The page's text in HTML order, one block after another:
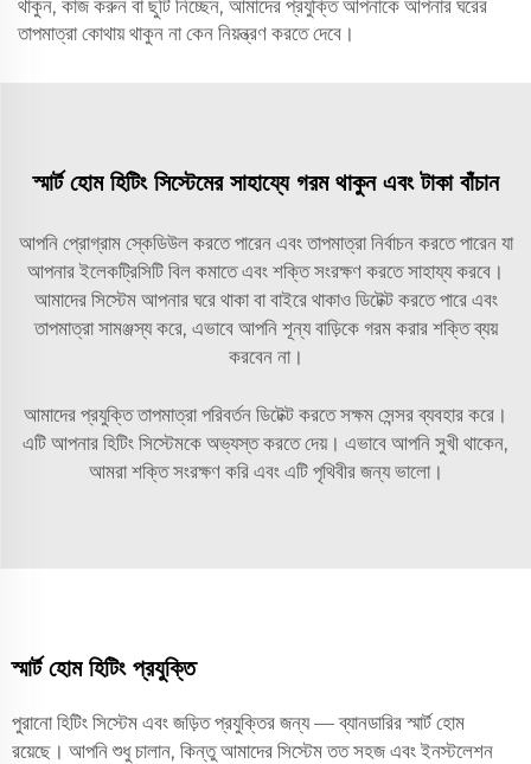
থাকুন, কাজ করুন বা ছুটি নিচ্ছেন, আমাদের প্রযুক্তি আপনাকে আপনার ঘরের
তাপমাত্রা কোথায় থাকুন না কেন নিয়ন্ত্রণ করতে দেবে।
স্মার্ট হোম হিটিং সিস্টেমের সাহায্যে গরম থাকুন এবং টাকা বাঁচান
আপনি প্রোগ্রাম স্কেডিউল করতে পারেন এবং তাপমাত্রা নির্বাচন করতে পারেন যা
আপনার ইলেকট্রিসিটি বিল কমাতে এবং শক্তি সংরক্ষণ করতে সাহায্য করবে।
আমাদের সিস্টেম আপনার ঘরে থাকা বা বাইরে থাকাও ডিটেক্ট করতে পারে এবং
তাপমাত্রা সামঞ্জস্য করে, এভাবে আপনি শূন্য বাড়িকে গরম করার শক্তি ব্যয়
করবেন না।
আমাদের প্রযুক্তি তাপমাত্রা পরিবর্তন ডিটেক্ট করতে সক্ষম সেন্সর ব্যবহার করে।
এটি আপনার হিটিং সিস্টেমকে অভ্যস্ত করতে দেয়। এভাবে আপনি সুখী থাকেন,
আমরা শক্তি সংরক্ষণ করি এবং এটি পৃথিবীর জন্য ভালো।
স্মার্ট হোম হিটিং প্রযুক্তি
পুরানো হিটিং সিস্টেম এবং জড়িত প্রযুক্তির জন্য — ব্যানডারির স্মার্ট হোম
রয়েছে। আপনি শুধু চালান, কিন্তু আমাদের সিস্টেম তত সহজ এবং ইনস্টলেশন